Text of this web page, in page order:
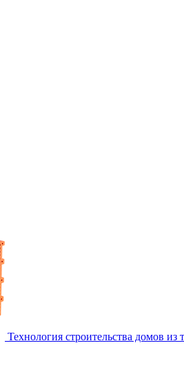
Технология строительства домов